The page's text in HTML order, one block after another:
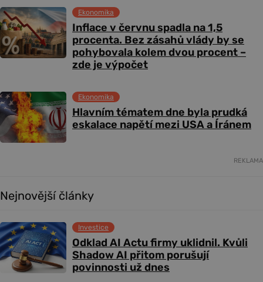
Inflace v červnu spadla na 1,5
procenta. Bez zásahů vlády by se
pohybovala kolem dvou procent –
zde je výpočet
Ekonomika
Hlavním tématem dne byla prudká
eskalace napětí mezi USA a Íránem
Ekonomika
REKLAMA
Nejnovější články
Odklad AI Actu firmy uklidnil. Kvůli
Shadow AI přitom porušují
povinnosti už dnes
Investice